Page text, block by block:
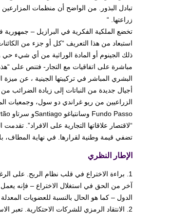
تبادل البذور. من الواضح أن منظمات
زراعتها. “
استبعاد من هذا التعريف “كل أو جزء من
ذلك الجينوم أو المادة الوراثية من أي شيء حي
مباشرة على اتفاقيات مع التجار- فتنص على
“لاقتصار علاقاتها التجارية على الافراد”.
تضفي قيمة وطنية لقرارها. في نهاية المطاف، بلغت المدفوعات منذ 2003-2004 حوالي
الإطار النظري
1. براءة الاختراع في قلب نظام الربح. على
آخر من الحق في استغلال الاختراع – فإنه
الدول – كما هو الحال بالنسبة للعضويات
2. الانتقاد الرمزي للشركات الاحتكارية.